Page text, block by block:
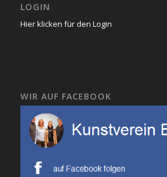
LOGIN
Hier klicken für den Login
WIR AUF FACEBOOK